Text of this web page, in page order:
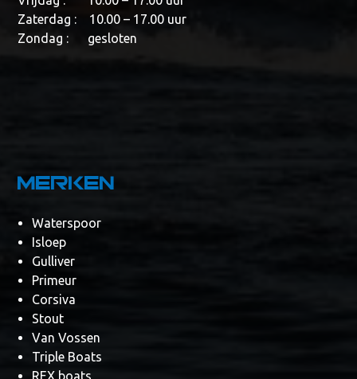
Zaterdag : 10.00 – 17.00 uur
Zondag : gesloten
Merken
Waterspoor
Isloep
Gulliver
Primeur
Corsiva
Stout
Van Vossen
Triple Boats